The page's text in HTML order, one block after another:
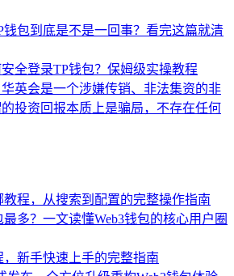
钱包到底是不是一回事？看完这篇就清
全登录TP钱包？保姆级实操教程
英会是一个涉嫌传销、非法集资的非
投资回报本质上是骗局，不存在任何
教程，从搜索到配置的完整操作指南
多？一文读懂Web3钱包的核心用户圈
，新手快速上手的完整指南